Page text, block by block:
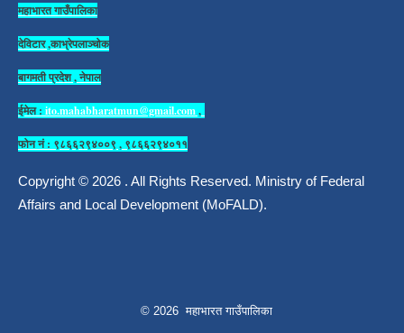
महाभारत गाउँपालिका
देविटार ,काभ्रेपलाञ्चोक
बागमती प्रदेश , नेपाल
ईमेल : ito.mahabharatmun@gmail.com,
फोन नं : ९८६६२९४००९ , ९८६६२९४०११
Copyright © 2026 . All Rights Reserved. Ministry of Federal
Affairs and Local Development (MoFALD).
© 2026 महाभारत गाउँपालिका